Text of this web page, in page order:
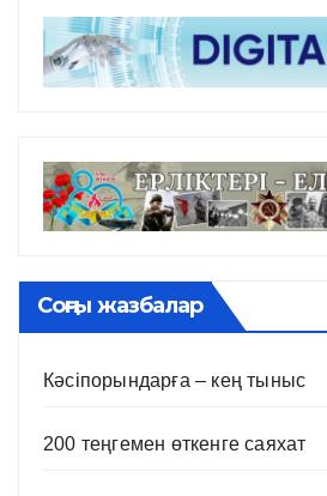
Соңғы жазбалар
Кәсіпорындарға – кең тыныс
200 теңгемен өткенге саяхат